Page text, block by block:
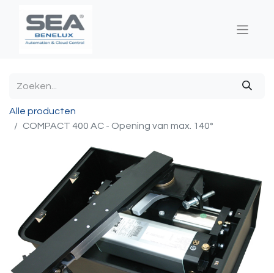
Alle producten
COMPACT 400 AC - Opening van max. 140°